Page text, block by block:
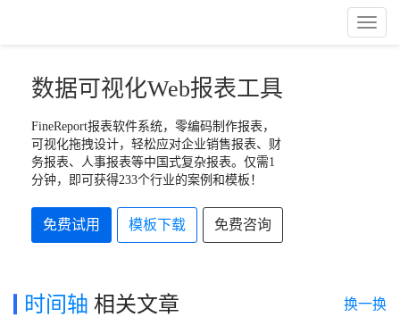
Toggle
数据可视化Web报表工具
FineReport报表软件系统，零编码制作报表，
可视化拖拽设计，轻松应对企业销售报表、财
务报表、人事报表等中国式复杂报表。仅需1
分钟，即可获得233个行业的案例和模板！
免费试用 模板下载 免费咨询
时间轴 相关文章 换一换